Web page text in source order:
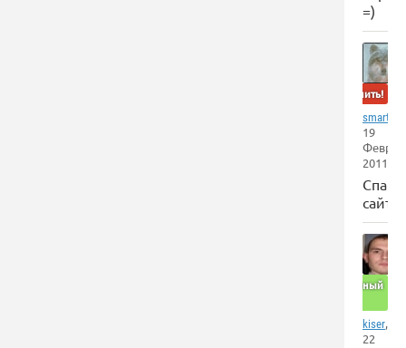
=)
Забанить!
smartov
19
2011
сайт
Отличный
kiser,
22